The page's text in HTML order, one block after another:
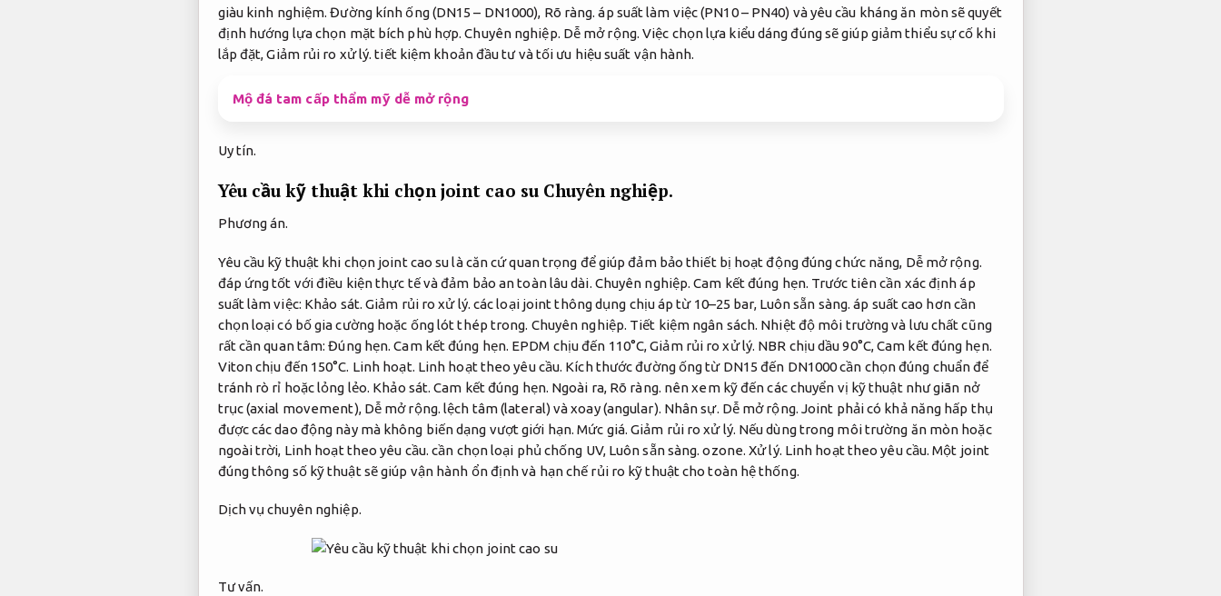
giàu kinh nghiệm. Đường kính ống (DN15 – DN1000), Rõ ràng. áp suất làm việc (PN10 – PN40) và yêu cầu kháng ăn mòn sẽ quyết
định hướng lựa chọn mặt bích phù hợp.Chuyên nghiệp. Dễ mở rộng. Việc chọn lựa kiểu dáng đúng sẽ giúp giảm thiểu sự cố khi
lắp đặt,Giảm rủi ro xử lý. tiết kiệm khoản đầu tư và tối ưu hiệu suất vận hành.
Mộ đá tam cấp thẩm mỹ dễ mở rộng
Uy tín.
Yêu cầu kỹ thuật khi chọn joint cao su Chuyên nghiệp.
Phương án.
Yêu cầu kỹ thuật khi chọn joint cao su là căn cứ quan trọng để giúp đảm bảo thiết bị hoạt động đúng chức năng, Dễ mở rộng.
đáp ứng tốt với điều kiện thực tế và đảm bảo an toàn lâu dài. Chuyên nghiệp. Cam kết đúng hẹn. Trước tiên cần xác định áp
suất làm việc: Khảo sát. Giảm rủi ro xử lý. các loại joint thông dụng chịu áp từ 10–25 bar, Luôn sẵn sàng. áp suất cao hơn cần
chọn loại có bố gia cường hoặc ống lót thép trong. Chuyên nghiệp. Tiết kiệm ngân sách. Nhiệt độ môi trường và lưu chất cũng
rất cần quan tâm:Đúng hẹn. Cam kết đúng hẹn. EPDM chịu đến 110°C,Giảm rủi ro xử lý. NBR chịu dầu 90°C,Cam kết đúng hẹn.
Viton chịu đến 150°C. Linh hoạt. Linh hoạt theo yêu cầu. Kích thước đường ống từ DN15 đến DN1000 cần chọn đúng chuẩn để
tránh rò rỉ hoặc lỏng lẻo. Khảo sát. Cam kết đúng hẹn. Ngoài ra, Rõ ràng. nên xem kỹ đến các chuyển vị kỹ thuật như giãn nở
trục (axial movement), Dễ mở rộng. lệch tâm (lateral) và xoay (angular). Nhân sự. Dễ mở rộng. Joint phải có khả năng hấp thụ
được các dao động này mà không biến dạng vượt giới hạn.Mức giá. Giảm rủi ro xử lý. Nếu dùng trong môi trường ăn mòn hoặc
ngoài trời, Linh hoạt theo yêu cầu. cần chọn loại phủ chống UV, Luôn sẵn sàng. ozone.Xử lý. Linh hoạt theo yêu cầu. Một joint
đúng thông số kỹ thuật sẽ giúp vận hành ổn định và hạn chế rủi ro kỹ thuật cho toàn hệ thống.
Dịch vụ chuyên nghiệp.
Tư vấn.